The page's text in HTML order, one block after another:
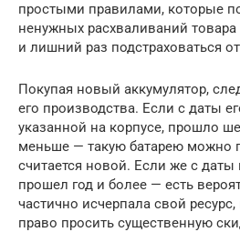
простыми правилами, которые
ненужных расхваливаний
и лишний раз подстраховаться
Покупая новый аккумулятор,
его производства. Если с даты
указанной на корпусе, прошло
меньше — такую батарею можно
считается новой. Если же с
прошел год и более — есть
частично исчерпала свой
право просить существенную